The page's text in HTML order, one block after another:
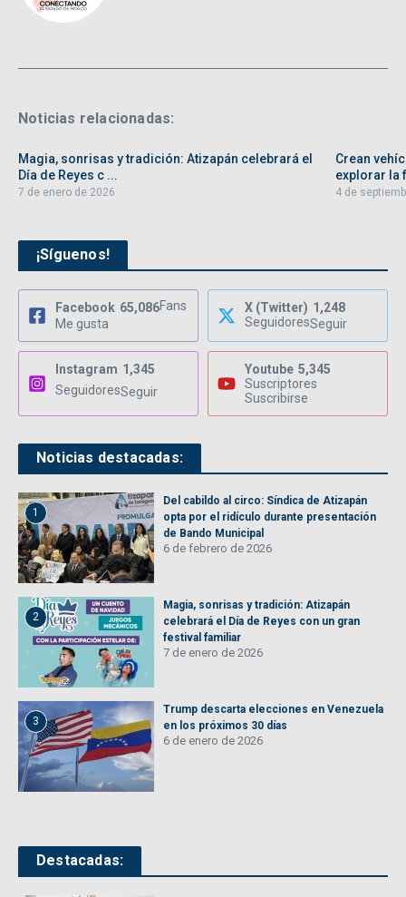
Noticias relacionadas:
Magia, sonrisas y tradición: Atizapán celebrará el
Día de Reyes c ...
7 de enero de 2026
Crean
explorar la
4 de
¡Síguenos!
Facebook 65,086Fans
Me gusta
X (Twitter) 1,248
SeguidoresSeguir
Instagram 1,345
SeguidoresSeguir
Youtube 5,345
Suscriptores
Suscribirse
Noticias destacadas:
1
Del cabildo al circo: Síndica de Atizapán
opta por el ridículo durante presentación
de Bando Municipal
6 de febrero de 2026
2
Magia, sonrisas y tradición: Atizapán
celebrará el Día de Reyes con un gran
festival familiar
7 de enero de 2026
3
Trump descarta elecciones en Venezuela
en los próximos 30 días
6 de enero de 2026
Destacadas: